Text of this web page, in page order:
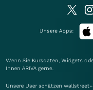
Unsere Apps:
Wenn Sie Kursdaten, Widgets
Ihnen ARIVA gerne.
Unsere User schätzen